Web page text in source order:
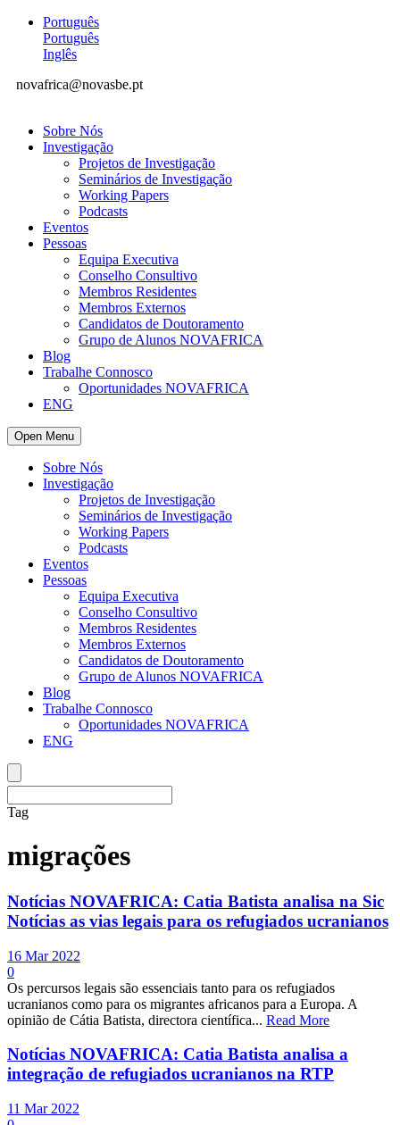
Português
Português
Inglês
novafrica@novasbe.pt
Sobre Nós
Investigação
Projetos de Investigação
Seminários de Investigação
Working Papers
Podcasts
Eventos
Pessoas
Equipa Executiva
Conselho Consultivo
Membros Residentes
Membros Externos
Candidatos de Doutoramento
Grupo de Alunos NOVAFRICA
Blog
Trabalhe Connosco
Oportunidades NOVAFRICA
ENG
Open Menu
Sobre Nós
Investigação
Projetos de Investigação
Seminários de Investigação
Working Papers
Podcasts
Eventos
Pessoas
Equipa Executiva
Conselho Consultivo
Membros Residentes
Membros Externos
Candidatos de Doutoramento
Grupo de Alunos NOVAFRICA
Blog
Trabalhe Connosco
Oportunidades NOVAFRICA
ENG
Tag
migrações
Notícias NOVAFRICA: Catia Batista analisa na Sic
Notícias as vias legais para os refugiados ucranianos
16 Mar 2022
0
Os percursos legais são essenciais tanto para os refugiados
ucranianos como para os migrantes africanos para a Europa. A
opinião de Cátia Batista, directora científica... Read More
Notícias NOVAFRICA: Catia Batista analisa a
integração de refugiados ucranianos na RTP
11 Mar 2022